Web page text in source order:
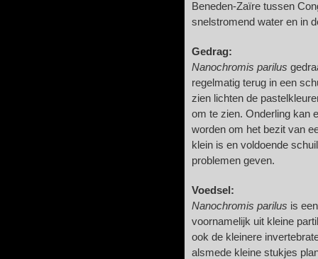
Beneden-Zaïre tussen
snelstromend water en in
Gedrag:
Nanochromis parilus
regelmatig terug in een
zien lichten de
om te zien. Onderling kan
worden om het bezit van
klein is en voldoende
problemen geven.
Voedsel:
Nanochromis parilus is
voornamelijk uit kleine
ook de kleinere
alsmede kleine stukjes